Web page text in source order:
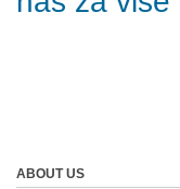
ABOUT US